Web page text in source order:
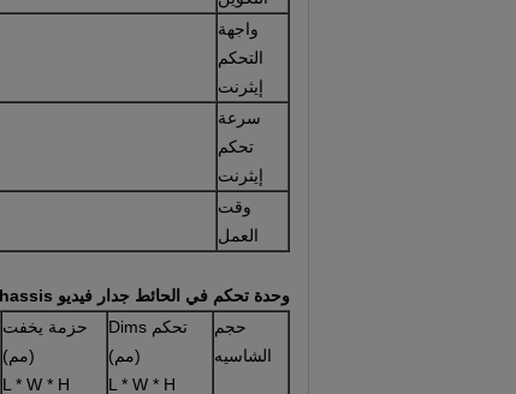
واجهة
التحكم
إيثرنت
سرعة
تحكم
إيثرنت
وقت
العمل
وحدة تحكم في الحائط جدار فيديو Hareware U Chassis
حجم
الشاسيه
تحكم Dims
(مم)
L * W * H
حزمة يخفت
(مم)
L * W * H